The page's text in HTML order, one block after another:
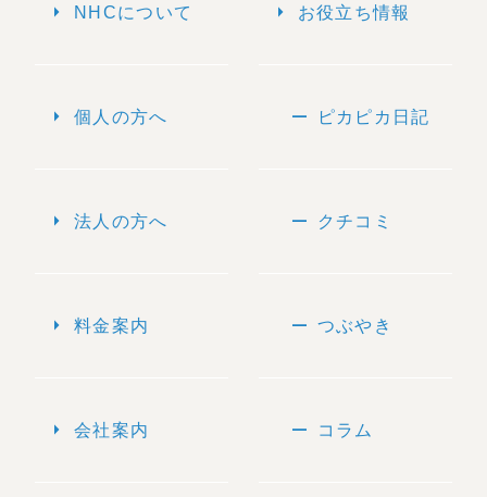
arrow_right NHCについて
arrow_right 個人の方へ
arrow_right 法人の方へ
arrow_right 料金案内
arrow_right 会社案内
arrow_right お役立ち情報
remove ピカピカ日記
remove クチコミ
remove つぶやき
remove コラム